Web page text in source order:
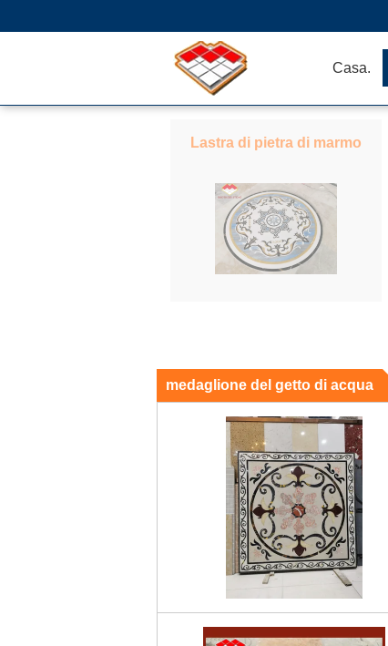
Casa.
Lastra di pietra di marmo
medaglione del getto di acqua